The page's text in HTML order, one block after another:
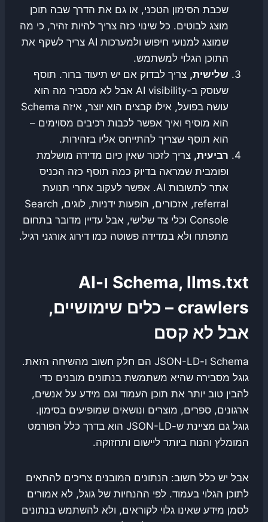
שכבת הסימון הטכני, או גם את הדרך שבה תוכן
מוצג לבוטים. כל שינוי כזה צריך להיות זהיר, כי מה
שמוצג למנועי חיפוש ולמערכות AI צריך לשקף את
התוכן הגלוי למשתמש.
שלישית, צריך לבדוק אם יש תיעוד ברור. תוסף
שעוסק ב-AI visibility אבל לא מסביר מה הוא
עושה בפועל, אילו קבצים הוא יוצר, איזה Schema
הוא מוסיף ואיך אפשר לכבות רכיבים מסוימים –
הוא תוסף שצריך להתייחס אליו בזהירות.
רביעית, צריך לזכור שאין כיום מדידה מושלמת
ופומבית שמראה בדיוק כמה תוסף כזה הכניס
אתר לתשובות AI. אפשר לעקוב אחרי תנועת
referral, אזכורים, הופעות ידניות, לוגים, Search
Console וכלי צד שלישי, אבל עדיין מדובר בתחום
מתפתח ולא במדידה פשוטה כמו דירוג אורגני רגיל.
Schema, llms.txt ו-AI
crawlers – כלים שימושיים,
אבל לא קסם
Schema ו-JSON-LD הם חלק חשוב מהשיחה הזאת.
גוגל מסבירה שהיא משתמשת בנתונים מובנים כדי
להבין טוב יותר את תוכן העמוד וגם מידע על אנשים,
ארגונים, ספרים, מוצרים ונושאים שמופיעים בסימון.
גוגל גם מציינת ש-JSON-LD הוא בדרך כלל הפורמט
המומלץ והנוח ביותר ליישום ותחזוקה.
אבל יש כלל חשוב: הנתונים המובנים צריכים להתאים
לתוכן הגלוי בעמוד. לפי ההנחיות של גוגל, לא אמורים
לסמן מידע שאינו גלוי לקוראים, ולא להשתמש בנתונים